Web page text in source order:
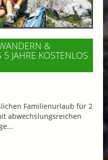
&
JAHRE KOSTENLOS
Familienurlaub für 2
abwechslungsreichen